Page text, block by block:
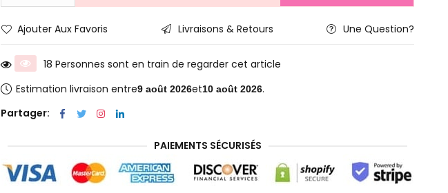
Ajouter Aux Favoris Livraisons & Retours Une Question?
18 Personnes sont en train de regarder cet article
Estimation livraison entre9 août 2026et10 août 2026.
Partager:
PAIEMENTS SÉCURISÉS